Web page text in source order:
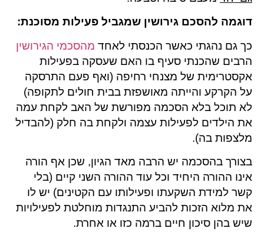
דוגמה להסכם גירושין שמגביל פעילות מסוכנת:
כך גם נהגתי כאשר הכנסתי לאחד מהסכמי הגירושין
הרבים שהכנתי סעיף בו האם שעסקה בפעילות
אקסטרימית של מצנחי רחיפה (ואף פעם התרסקה
על הקרקע והייתה מאושפזת בבית חולים לתקופה)
לא תוכל בלא הסכמה מפורשת של האב לקחת עמה
את הילדים לפעילות עצמה ולקחת בה חלק (להבדיל
מלצפות בה).
בצורך בהסכמה יש הרבה מאד הגיון, שכן אף הורה
אינו ההורה היחיד וכל עוד ההורה השני קיים (בלי
קשר למידת השקעתו ופעילותו עם הקטינים) יש לו
את מלוא הזכות להביע התנגדות מוחלטת לפעילויות
שיש בהן סיכון חיים ברמה כזו או אחרת.